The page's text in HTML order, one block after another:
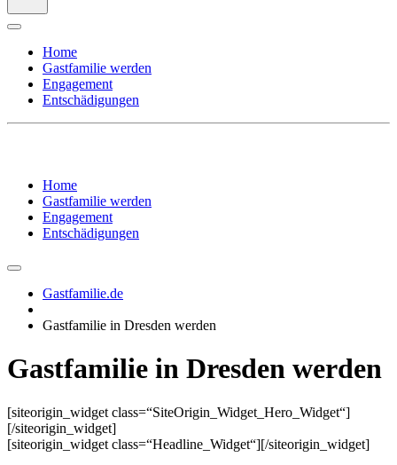
Home
Gastfamilie werden
Engagement
Entschädigungen
Home
Gastfamilie werden
Engagement
Entschädigungen
Gastfamilie.de
Gastfamilie in Dresden werden
Gastfamilie in Dresden werden
[siteorigin_widget class=“SiteOrigin_Widget_Hero_Widget“]
[/siteorigin_widget]
[siteorigin_widget class=“Headline_Widget“][/siteorigin_widget]